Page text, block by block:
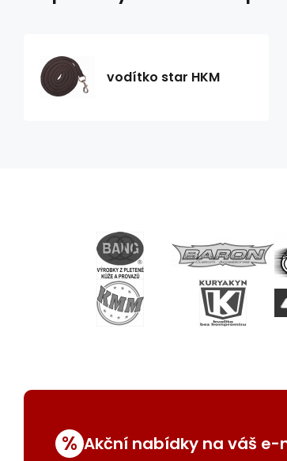
vodítko star HKM
% Akční nabídky na váš e-